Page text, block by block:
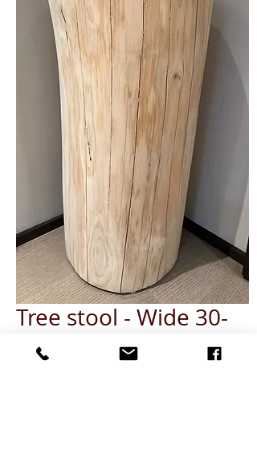
Tree stool - Wide 30-
34, Height 70cm (Raw
finishing)